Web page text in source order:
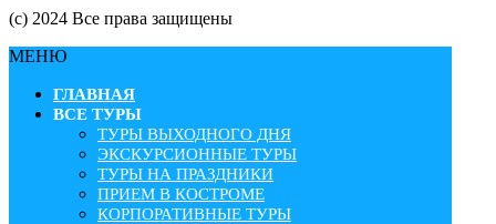
(с) 2024 Все права защищены
МЕНЮ
ГЛАВНАЯ
ВСЕ ТУРЫ
ТУРЫ ВЫХОДНОГО ДНЯ
ЭКСКУРСИОННЫЕ ТУРЫ
ТУРЫ НА ПРАЗДНИКИ
ПРИЕМ В КОСТРОМЕ
КОРПОРАТИВНЫЕ ТУРЫ